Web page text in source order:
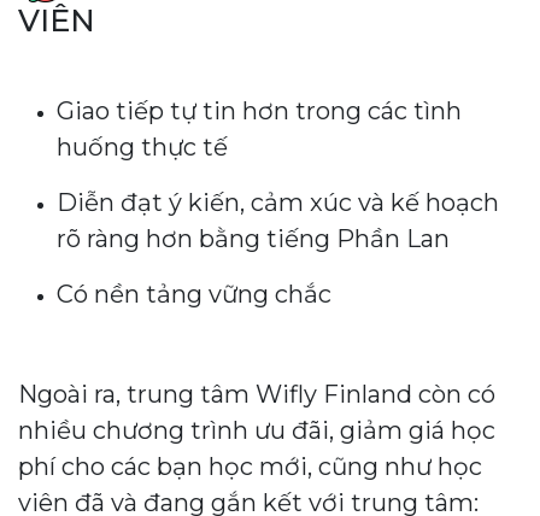
VIÊN
Giao tiếp tự tin hơn trong các tình
huống thực tế
Diễn đạt ý kiến, cảm xúc và kế hoạch
rõ ràng hơn bằng tiếng Phần Lan
Có nền tảng vững chắc
Ngoài ra, trung tâm Wifly Finland còn có
nhiều chương trình ưu đãi, giảm giá học
phí cho các bạn học mới, cũng như học
viên đã và đang gắn kết với trung tâm: